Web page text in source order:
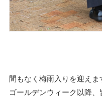
間もなく梅雨入りを迎えま
ゴールデンウィーク以降